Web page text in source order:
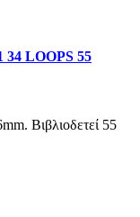
LOOPS 55
Βιβλιοδετεί 55